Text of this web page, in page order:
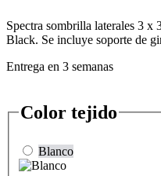
Spectra sombrilla laterales 3 x
Black. Se incluye soporte de
Entrega en 3 semanas
Color tejido
Blanco